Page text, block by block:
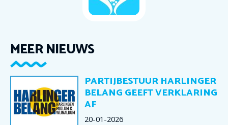
MEER NIEUWS
PARTIJBESTUUR HARLINGER
BELANG GEEFT VERKLARING
AF
20-01-2026